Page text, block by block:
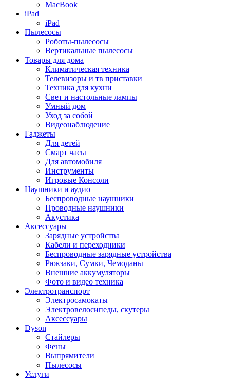
MacBook
iPad
iPad
Пылесосы
Роботы-пылесосы
Вертикальные пылесосы
Товары для дома
Климатическая техника
Телевизоры и тв приставки
Техника для кухни
Свет и настольные лампы
Умный дом
Уход за собой
Видеонаблюдение
Гаджеты
Для детей
Смарт часы
Для автомобиля
Инструменты
Игровые Консоли
Наушники и аудио
Беспроводные наушники
Проводные наушники
Акустика
Аксессуары
Зарядные устройства
Кабели и переходники
Беспроводные зарядные устройства
Рюкзаки, Сумки, Чемоданы
Внешние аккумуляторы
Фото и видео техника
Электротранспорт
Электросамокаты
Электровелосипеды, скутеры
Аксессуары
Dyson
Стайлеры
Фены
Выпрямители
Пылесосы
Услуги